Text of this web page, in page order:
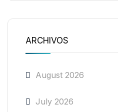
ARCHIVOS
August 2026
July 2026